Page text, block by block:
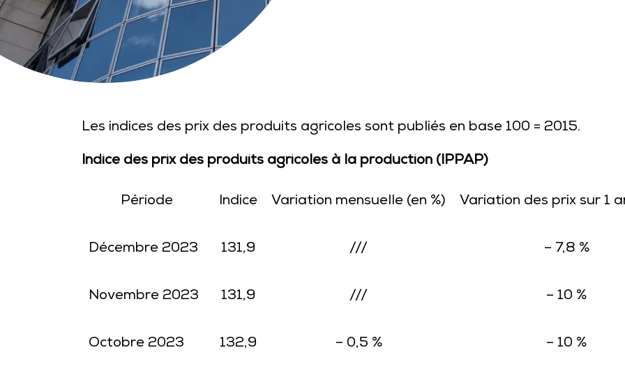
Les indices des prix des produits agricoles sont publiés en base 100 = 2015.
Indice des prix des produits agricoles à la production (IPPAP)
Période Indice Variation mensuelle (en %) Variation des prix sur 1
Décembre 2023 131,9 /// – 7,8 %
Novembre 2023 131,9 /// – 10 %
Octobre 2023 132,9 – 0,5 % – 10 %